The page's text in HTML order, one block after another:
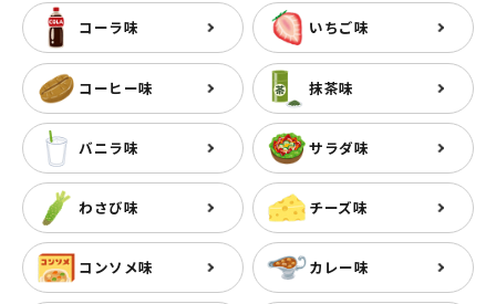
コーラ味 いちご味
コーヒー味 抹茶味
バニラ味 サラダ味
わさび味 チーズ味
コンソメ味 カレー味